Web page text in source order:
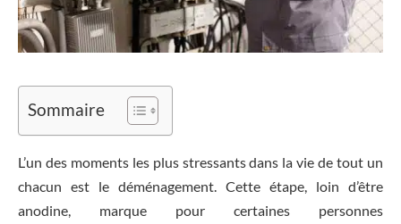
Sommaire
L’un des moments les plus stressants dans la vie de tout un
chacun est le déménagement. Cette étape, loin d’être
anodine, marque pour certaines personnes